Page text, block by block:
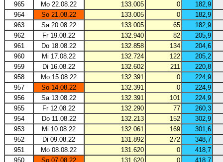
965
Mo 22.08.22 133.005 0
182,9
964
So 21.08.22 133.005 0
182,9
963
Sa 20.08.22 133.005 65
182,9
962
Fr 19.08.22 132.940 82
205,9
961
Do 18.08.22 132.858 134
204,6
960
Mi 17.08.22 132.724 122
205,2
959
Di 16.08.22 132.602 211
220,8
958
Mo 15.08.22 132.391 0
224,9
957
So 14.08.22 132.391 0
224,9
956
Sa 13.08.22 132.391 101
224,9
955
Fr 12.08.22 132.290 77
260,3
954
Do 11.08.22 132.213 152
302,9
953
Mi 10.08.22 132.061 169
301,6
952
Di 09.08.22 131.892 272
348,7
951
Mo 08.08.22 131.620 0
418,7
950
So 07.08.22 131.620 0
418,7